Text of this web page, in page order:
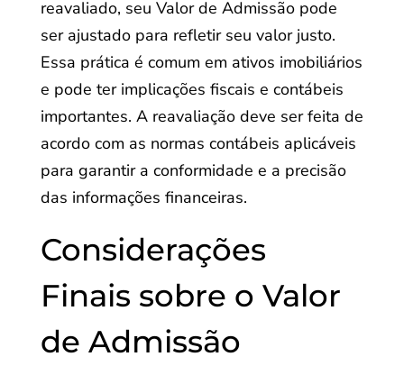
reavaliado, seu Valor de Admissão pode
ser ajustado para refletir seu valor justo.
Essa prática é comum em ativos imobiliários
e pode ter implicações fiscais e contábeis
importantes. A reavaliação deve ser feita de
acordo com as normas contábeis aplicáveis
para garantir a conformidade e a precisão
das informações financeiras.
Considerações
Finais sobre o Valor
de Admissão